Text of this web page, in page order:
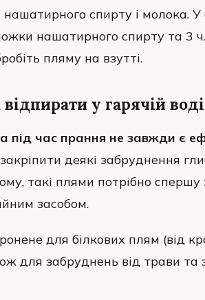
спирту і молока. У
нашатирного спирту та 3
пляму на взутті.
у гарячій воді
під час прання не завжди є
деякі забруднення
такі плями потрібно спершу
засобом.
для білкових плям (від
для забруднень від трави та